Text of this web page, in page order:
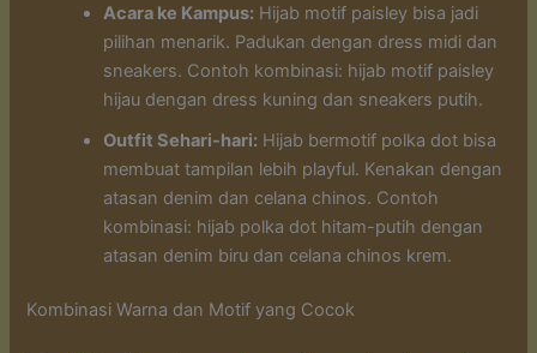
Acara ke Kampus: Hijab motif paisley bisa jadi
pilihan menarik. Padukan dengan dress midi dan
sneakers. Contoh kombinasi: hijab motif paisley
hijau dengan dress kuning dan sneakers putih.
Outfit Sehari-hari: Hijab bermotif polka dot bisa
membuat tampilan lebih playful. Kenakan dengan
atasan denim dan celana chinos. Contoh
kombinasi: hijab polka dot hitam-putih dengan
atasan denim biru dan celana chinos krem.
Kombinasi Warna dan Motif yang Cocok